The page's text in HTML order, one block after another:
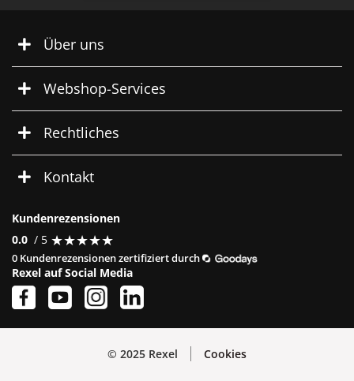
Über uns
Webshop-Services
Rechtliches
Kontakt
Kundenrezensionen
0.0 / 5 ★★★★★
★★★★★
0 Kundenrezensionen zertifiziert durch
Rexel auf Social Media
© 2025 Rexel Cookies